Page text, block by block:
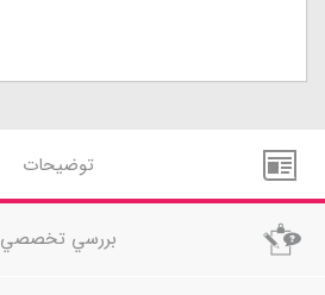
توضيحات
بررسي تخصصي